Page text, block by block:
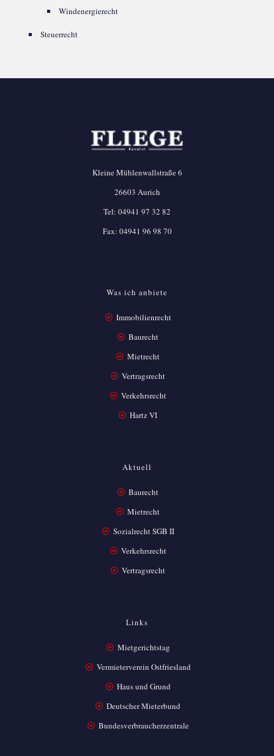
Windenergierecht
Steuerrecht
Kleine Mühlenwallstraße 6
26603 Aurich
Tel: 04941 97 32 82
Fax: 04941 96 98 70
Was ich anbiete
Immobilienrecht
Baurecht
Mietrecht
Vertragsrecht
Verkehrsrecht
Hartz VI
Aktuell
Baurecht
Mietrecht
Sozialrecht SGB II
Verkehrsrecht
Vertragsrecht
Links
Mietgerichtstag
Vermieterverein Ostfriesland
Haus und Grund
Deutscher Mieterbund
Bundesverbraucherzentrale